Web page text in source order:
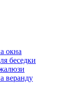
окна
беседки
веранду